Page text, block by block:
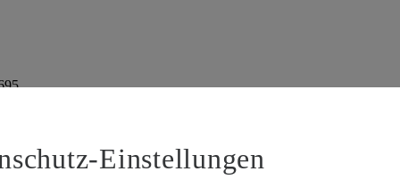
Einstellungen